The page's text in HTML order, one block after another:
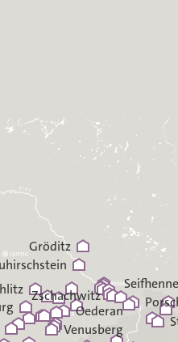
Oederan
Zschachwitz
Venusberg
Gröditz